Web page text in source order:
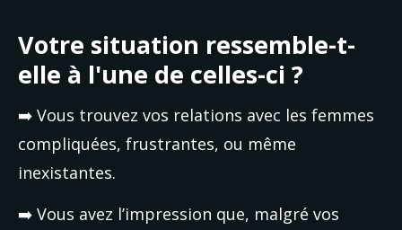
Votre situation ressemble-t-
elle à l'une de celles-ci ?
➡️ Vous trouvez vos relations avec les femmes
compliquées, frustrantes, ou même
inexistantes.
➡️ Vous avez l’impression que, malgré vos